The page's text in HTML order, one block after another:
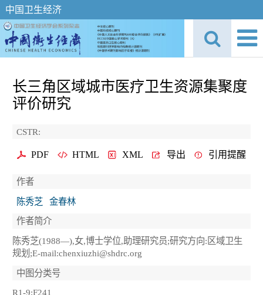
中国卫生经济
长三角区域城市医疗卫生资源集聚度
评价研究
CSTR:
PDF HTML XML 导出 引用提醒
作者
陈秀芝
金春林
作者简介
陈秀芝(1988—),女,博士学位,助理研究员;研究方向:区域卫生
规划;E-mail:chenxiuzhi@shdrc.org
中图分类号
R1-9;F241